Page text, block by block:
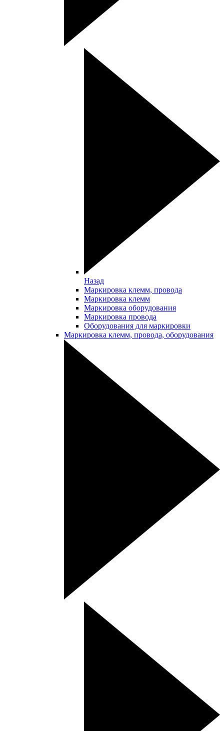
Назад
Маркировка клемм, провода
Маркировка клемм
Маркировка оборудования
Маркировка провода
Оборудования для маркировки
Маркировка клемм, провода, оборудования